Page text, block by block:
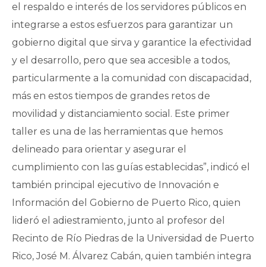
el respaldo e interés de los servidores públicos en
integrarse a estos esfuerzos para garantizar un
gobierno digital que sirva y garantice la efectividad
y el desarrollo, pero que sea accesible a todos,
particularmente a la comunidad con discapacidad,
más en estos tiempos de grandes retos de
movilidad y distanciamiento social. Este primer
taller es una de las herramientas que hemos
delineado para orientar y asegurar el
cumplimiento con las guías establecidas”, indicó el
también principal ejecutivo de Innovación e
Información del Gobierno de Puerto Rico, quien
lideró el adiestramiento, junto al profesor del
Recinto de Río Piedras de la Universidad de Puerto
Rico, José M. Álvarez Cabán, quien también integra